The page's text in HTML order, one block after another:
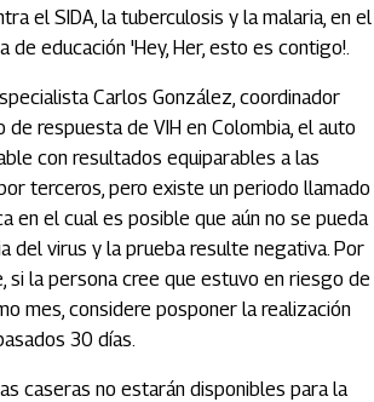
el SIDA, la tuberculosis y la malaria, en el
de educación 'Hey, Her, esto es contigo!.
Carlos González, coordinador
respuesta de VIH en Colombia, el auto
con resultados equiparables a las
terceros, pero existe un periodo llamado
en el cual es posible que aún no se pueda
del virus y la prueba resulte negativa. Por
si la persona cree que estuvo en riesgo de
mes, considere posponer la realización
30 días.
caseras no estarán disponibles para la